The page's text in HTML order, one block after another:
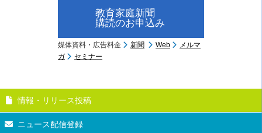
教育家庭新聞
購読のお申込み
媒体資料・広告料金 新聞 Web
メルマ
ガ
セミナー
情報・リリース投稿
ニュース配信登録